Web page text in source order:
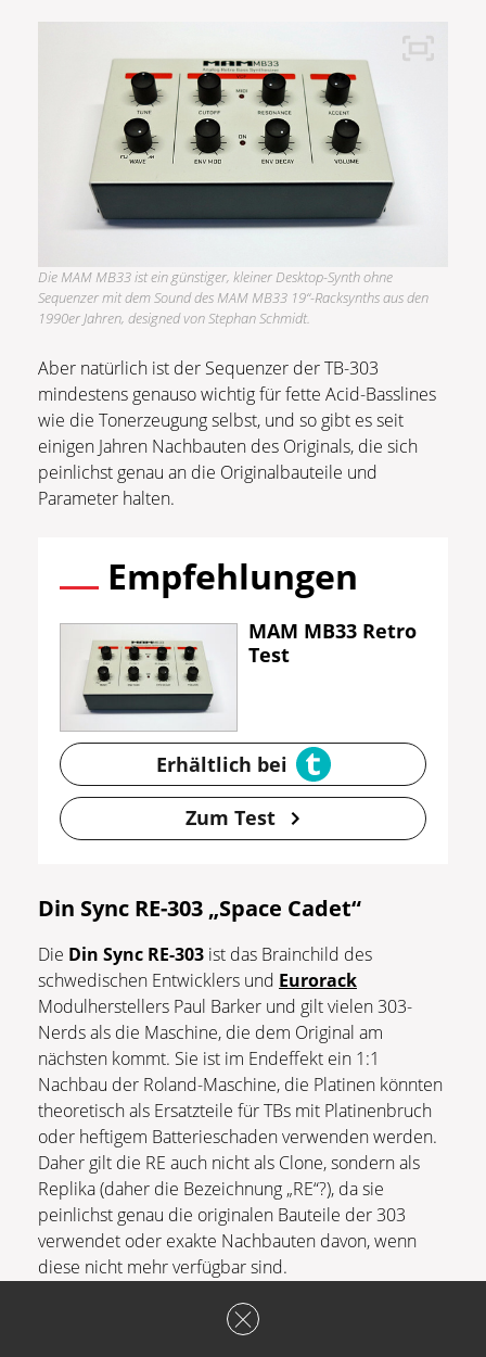
Die MAM MB33 ist ein günstiger, kleiner Desktop-Synth ohne
Sequenzer mit dem Sound des MAM MB33 19“-Racksynths aus den
1990er Jahren, designed von Stephan Schmidt.
Aber natürlich ist der Sequenzer der TB-303
mindestens genauso wichtig für fette Acid-Basslines
wie die Tonerzeugung selbst, und so gibt es seit
einigen Jahren Nachbauten des Originals, die sich
peinlichst genau an die Originalbauteile und
Parameter halten.
Empfehlungen
MAM MB33 Retro
Test
Erhältlich bei
Zum Test
Din Sync RE-303 „Space Cadet“
Die Din Sync RE-303 ist das Brainchild des
schwedischen Entwicklers und Eurorack
Modulherstellers Paul Barker und gilt vielen 303-
Nerds als die Maschine, die dem Original am
nächsten kommt. Sie ist im Endeffekt ein 1:1
Nachbau der Roland-Maschine, die Platinen könnten
theoretisch als Ersatzteile für TBs mit Platinenbruch
oder heftigem Batterieschaden verwenden werden.
Daher gilt die RE auch nicht als Clone, sondern als
Replika (daher die Bezeichnung „RE“?), da sie
peinlichst genau die originalen Bauteile der 303
verwendet oder exakte Nachbauten davon, wenn
diese nicht mehr verfügbar sind.